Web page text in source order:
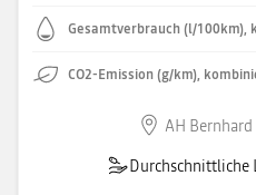
Gesamtverbrauch (l/100km),
CO2-Emission (g/km),
AH Bernhard
Durchschnittliche